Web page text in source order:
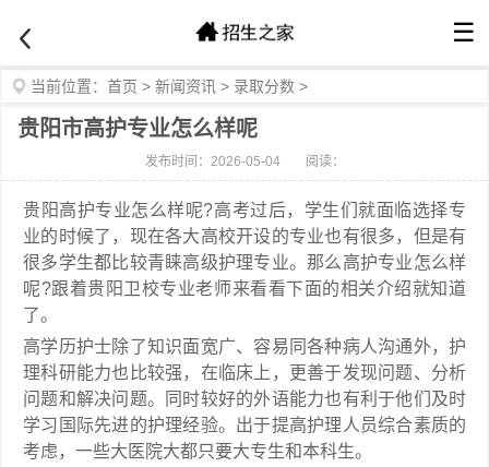
☰
当前位置： 首页 > 新闻资讯 > 录取分数 >
贵阳市高护专业怎么样呢
发布时间：2026-05-04 阅读：
贵阳高护专业怎么样呢?高考过后，学生们就面临选择专
业的时候了，现在各大高校开设的专业也有很多，但是有
很多学生都比较青睐高级护理专业。那么高护专业怎么样
呢?跟着贵阳卫校专业老师来看看下面的相关介绍就知道
了。
高学历护士除了知识面宽广、容易同各种病人沟通外，护
理科研能力也比较强，在临床上，更善于发现问题、分析
问题和解决问题。同时较好的外语能力也有利于他们及时
学习国际先进的护理经验。出于提高护理人员综合素质的
考虑，一些大医院大都只要大专生和本科生。